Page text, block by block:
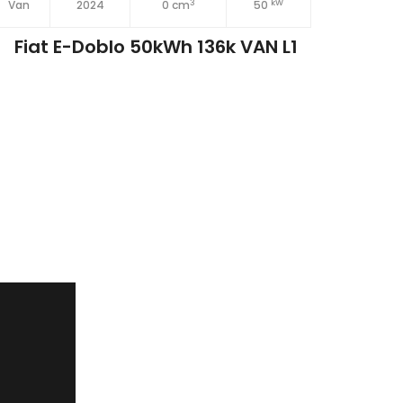
Van 2024 0 cm3 50 kW
Fiat E-Doblo 50kWh 136k VAN L1